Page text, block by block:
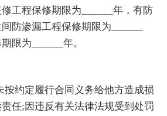
工程保修期限为______年，有防
防渗漏工程保修期限为______
限为______年。
约定履行合同义务给他方造成损
任;因违反有关法律法规受到处罚